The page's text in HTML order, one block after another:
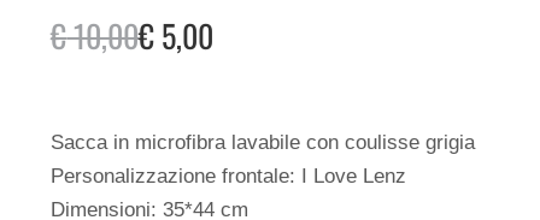
€10,00€5,00
Sacca in microfibra lavabile con coulisse grigia
Personalizzazione frontale: I Love Lenz
Dimensioni: 35*44 cm